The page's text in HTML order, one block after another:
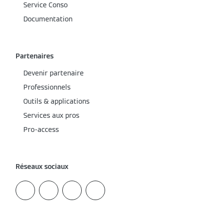
Service Conso
Documentation
Partenaires
Devenir partenaire
Professionnels
Outils & applications
Services aux pros
Pro-access
Réseaux sociaux